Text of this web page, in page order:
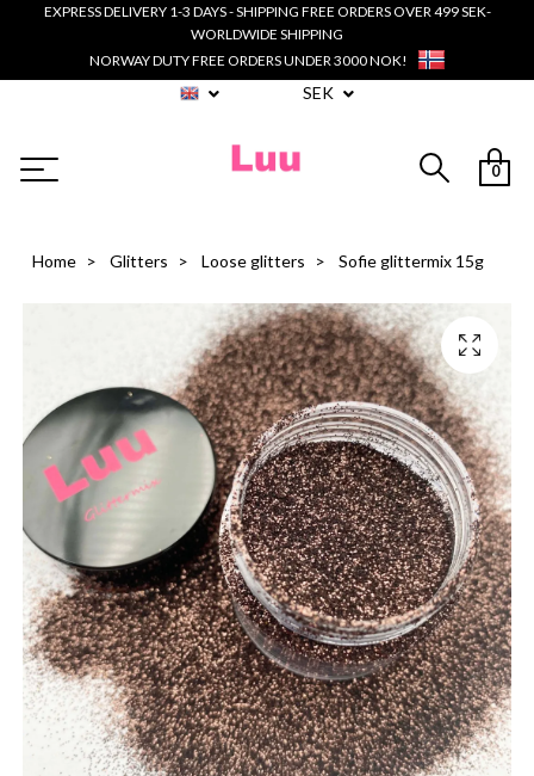
EXPRESS DELIVERY 1-3 DAYS - SHIPPING FREE ORDERS OVER 499 SEK-
WORLDWIDE SHIPPING
NORWAY DUTY FREE ORDERS UNDER 3000 NOK!
SEK
0
Home Glitters Loose glitters Sofie glittermix 15g